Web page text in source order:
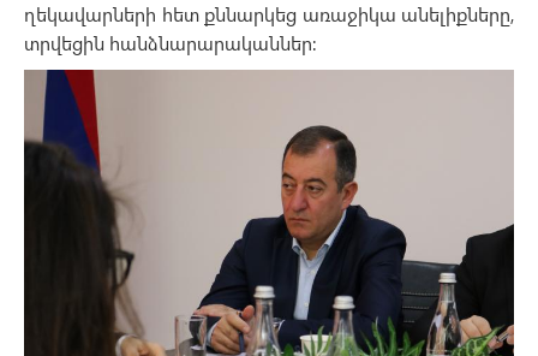
ղեկավարների հետ քննարկեց առաջիկա անելիքները,
տրվեցին հանձնարարականներ: